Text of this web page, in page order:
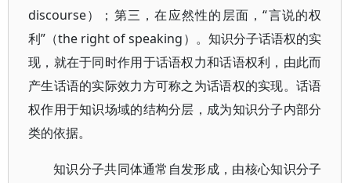
discourse）；第三，在应然性的层面，“言说的权
利”（the right of speaking）。知识分子话语权的实
现，就在于同时作用于话语权力和话语权利，由此而
产生话语的实际效力方可称之为话语权的实现。话语
权作用于知识场域的结构分层，成为知识分子内部分
类的依据。
知识分子共同体通常自发形成，由核心知识分子